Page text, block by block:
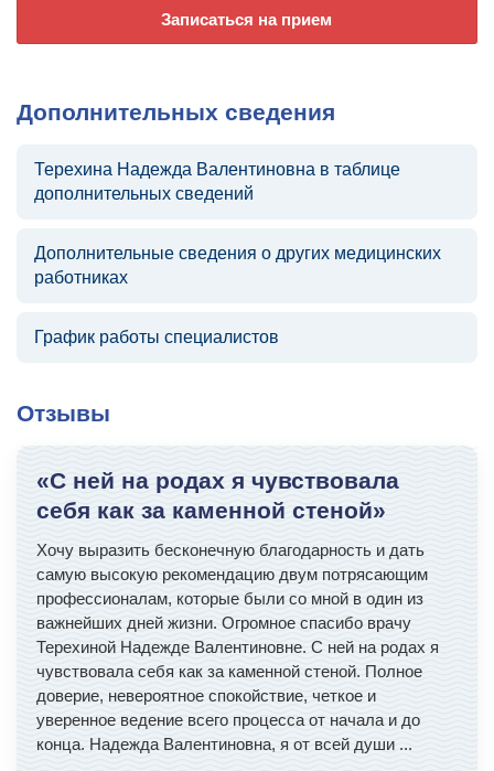
Записаться на прием
Дополнительных сведения
Терехина Надежда Валентиновна в таблице
дополнительных сведений
Дополнительные сведения о других медицинских
работниках
График работы специалистов
Отзывы
«С ней на родах я чувствовала
себя как за каменной стеной»
Хочу выразить бесконечную благодарность и дать
самую высокую рекомендацию двум потрясающим
профессионалам, которые были со мной в один из
важнейших дней жизни. Огромное спасибо врачу
Терехиной Надежде Валентиновне. С ней на родах я
чувствовала себя как за каменной стеной. Полное
доверие, невероятное спокойствие, четкое и
уверенное ведение всего процесса от начала и до
конца. Надежда Валентиновна, я от всей души ...